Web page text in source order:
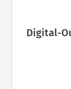
Digital-